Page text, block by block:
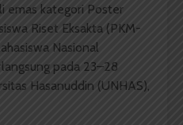
emas kategori Poster
Riset Eksakta (PKM-
Nasional
pada 23–28
Hasanuddin (UNHAS),